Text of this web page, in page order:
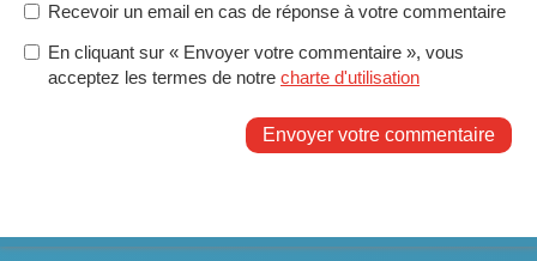
Recevoir un email en cas de réponse à votre commentaire
En cliquant sur « Envoyer votre commentaire », vous
acceptez les termes de notre charte d'utilisation
Envoyer votre commentaire